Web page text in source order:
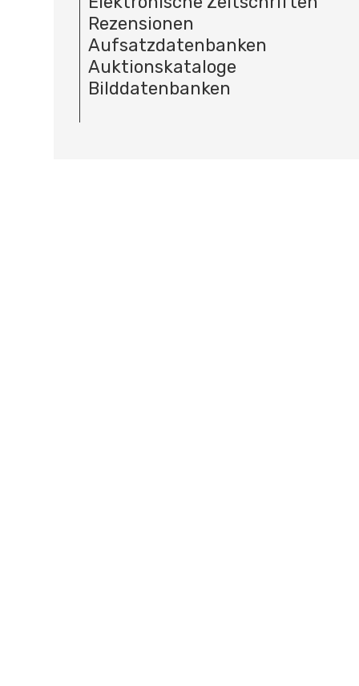
Rezensionen
Aufsatzdatenbanken
Auktionskataloge
Bilddatenbanken